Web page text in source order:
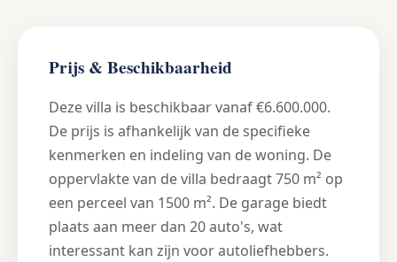
Prijs & Beschikbaarheid
Deze villa is beschikbaar vanaf €6.600.000.
De prijs is afhankelijk van de specifieke
kenmerken en indeling van de woning. De
oppervlakte van de villa bedraagt 750 m² op
een perceel van 1500 m². De garage biedt
plaats aan meer dan 20 auto's, wat
interessant kan zijn voor autoliefhebbers.